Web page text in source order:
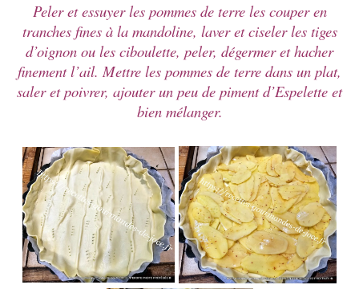
Peler et essuyer les pommes de terre les couper en
tranches fines à la mandoline, laver et ciseler les tiges
d’oignon ou les ciboulette, peler, dégermer et hacher
finement l’ail. Mettre les pommes de terre dans un plat,
saler et poivrer, ajouter un peu de piment d’Espelette et
bien mélanger.